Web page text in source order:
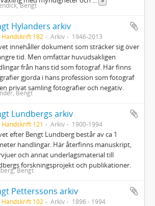
Bengt
Hylanders arkiv
Handskrift 182 Arkiv 1946-2013
innehåller dokument som sträcker sig över
tid. Men omfattar huvudsakligen
från hans tid som fotograf. Här finns
gjorda i hans profession som fotograf
privat samling fotografier och negativ.
Bengt
Lundbergs arkiv
Handskrift 121 Arkiv 1900-1994
efter Bengt Lundberg består av ca 1
handlingar. Här återfinns manuskript,
och annat underlagsmaterial till
forskningsprojekt och publikationer.
Bengt
Petterssons arkiv
Handskrift 102 Arkiv 1896 - 1994